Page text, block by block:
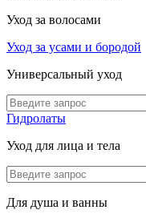
Уход за волосами
Уход за усами и бородой
Универсальный уход
Гидролаты
Уход для лица и тела
Для душа и ванны